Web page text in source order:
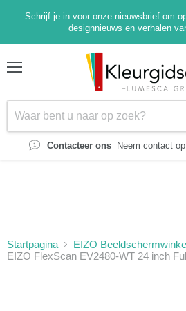
Schrijf je in voor onze nieuwsbrief om
designnieuws en verhalen
Contacteer ons Neem contact
Startpagina
EIZO
EIZO FlexScan EV2480-WT 24 inch